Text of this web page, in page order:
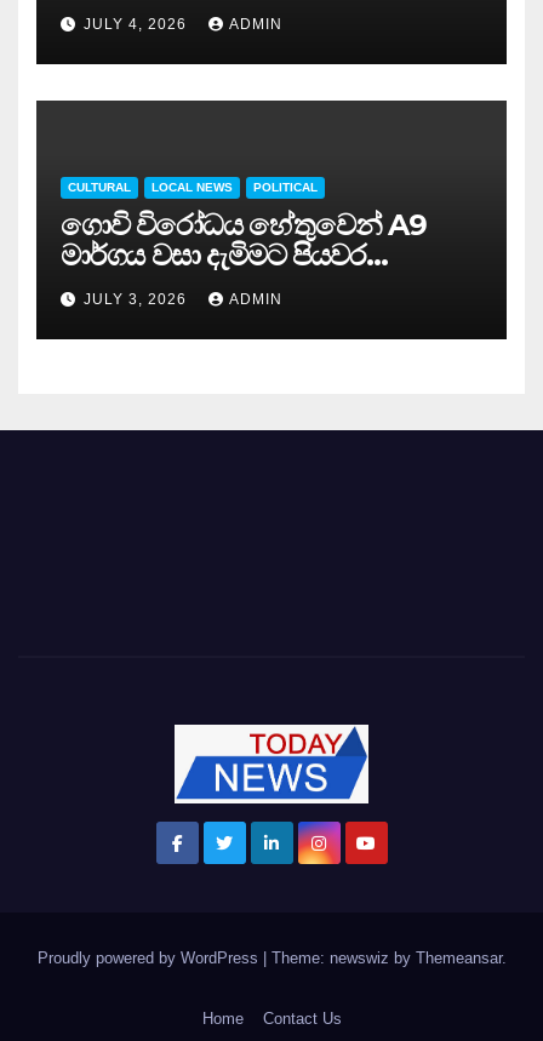
JULY 4, 2026 ADMIN
CULTURAL LOCAL NEWS POLITICAL
ගොවි විරෝධය හේතුවෙන් A9
මාර්ගය වසා දැමිමට පියවර…
JULY 3, 2026 ADMIN
Proudly powered by WordPress | Theme: newswiz by Themeansar.
Home Contact Us